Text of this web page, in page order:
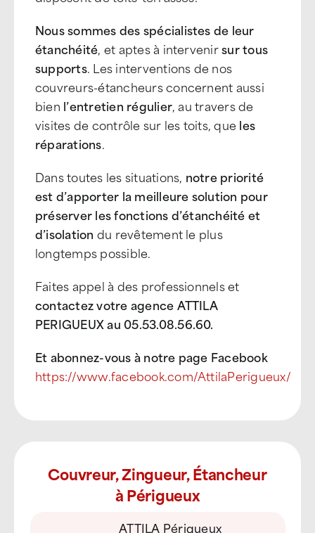
Nous sommes des spécialistes de leur
étanchéité, et aptes à intervenirsur tous
supports. Les interventions de nos
couvreurs-étancheurs concernent aussi
bien l’entretien régulier, au travers de
visites de contrôle sur les toits, que les
réparations.
Dans toutes les situations, notre priorité
est d’apporter la meilleure solution pour
préserver les fonctions d’étanchéité et
d’isolation du revêtement le plus
longtemps possible.
Faites appel à des professionnels et
contactez votre agence ATTILA
PERIGUEUX au 05.53.08.56.60.
Et abonnez-vous à notre page Facebook
https://www.facebook.com/AttilaPerigueux/
Couvreur, Zingueur, Étancheur
à Périgueux
ATTILA Périgueux